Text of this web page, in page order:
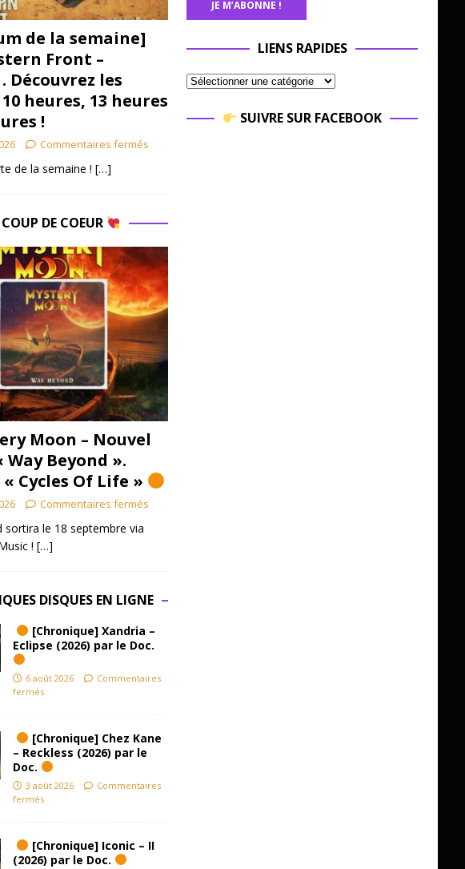
de la semaine]
Front –
Découvrez les
heures, 13 heures
!
Commentaires fermés
de la semaine ! […]
COUP DE COEUR
Moon – Nouvel
Way Beyond ».
« Cycles Of Life »
Commentaires fermés
sortira le 18 septembre via
! […]
DISQUES EN LIGNE
[Chronique] Xandria –
Eclipse (2026) par le Doc.
6 août 2026
Commentaires
fermés
[Chronique] Chez Kane
– Reckless (2026) par le
Doc.
3 août 2026
Commentaires
fermés
[Chronique] Iconic – II
(2026) par le Doc.
LIENS RAPIDES
SUIVRE SUR FACEBOOK